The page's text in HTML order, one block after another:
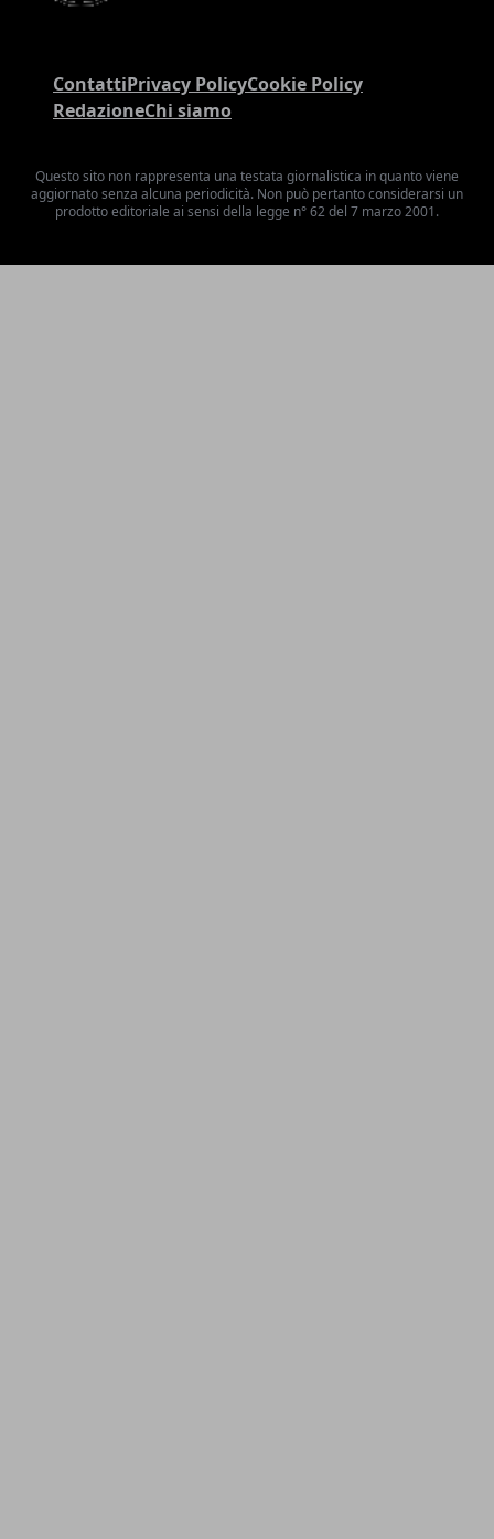
ContattiPrivacy PolicyCookie Policy
RedazioneChi siamo
Questo sito non rappresenta una testata giornalistica in quanto viene
aggiornato senza alcuna periodicità. Non può pertanto considerarsi un
prodotto editoriale ai sensi della legge n° 62 del 7 marzo 2001.